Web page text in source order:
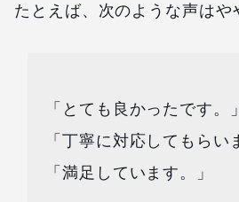
たとえば、次のような声はや
「とても良かったです。」
「丁寧に対応してもらい
「満足しています。」